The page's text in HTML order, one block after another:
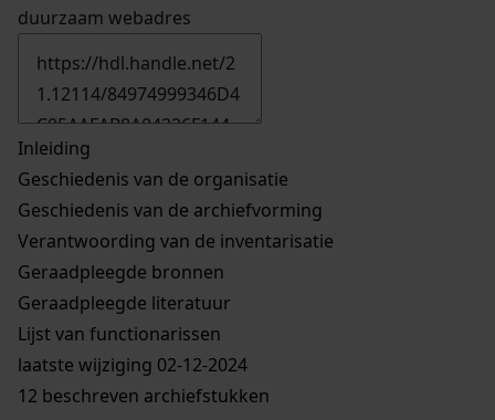
duurzaam webadres
Inleiding
Geschiedenis van de organisatie
Geschiedenis van de archiefvorming
Verantwoording van de inventarisatie
Geraadpleegde bronnen
Geraadpleegde literatuur
Lijst van functionarissen
laatste wijziging 02-12-2024
12 beschreven archiefstukken